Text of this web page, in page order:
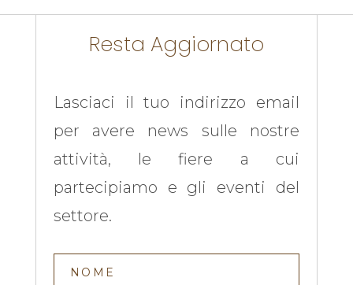
Resta Aggiornato
Lasciaci il tuo indirizzo email
per avere news sulle nostre
attività, le fiere a cui
partecipiamo e gli eventi del
settore.